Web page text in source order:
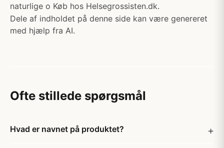
naturlige o Køb hos Helsegrossisten.dk.
Dele af indholdet på denne side kan være genereret
med hjælp fra AI.
Ofte stillede spørgsmål
Hvad er navnet på produktet?